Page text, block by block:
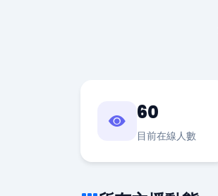
60
目前在線人數